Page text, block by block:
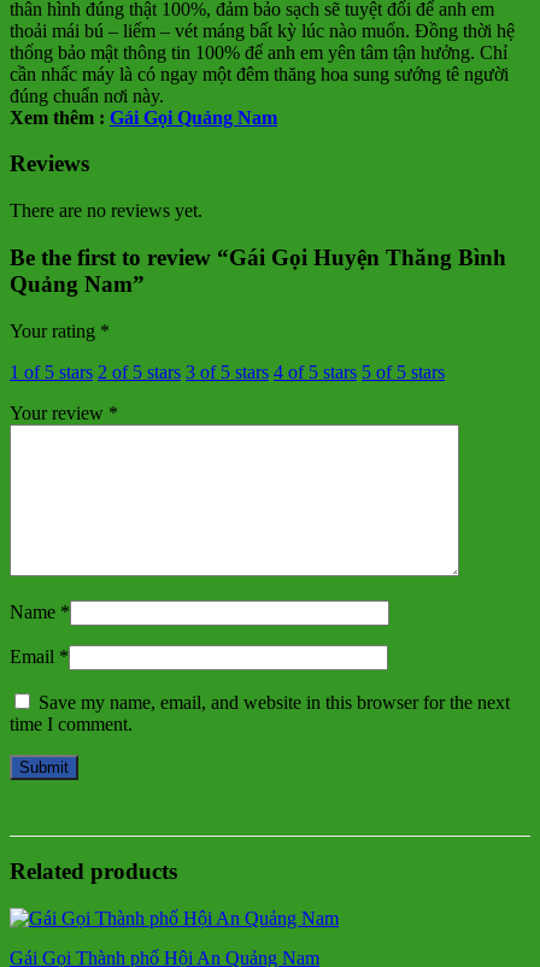
thân hình đúng thật 100%, đảm bảo sạch sẽ tuyệt đối để anh em
thoải mái bú – liếm – vét máng bất kỳ lúc nào muốn. Đồng thời hệ
thống bảo mật thông tin 100% để anh em yên tâm tận hưởng. Chỉ
cần nhấc máy là có ngay một đêm thăng hoa sung sướng tê người
đúng chuẩn nơi này.
Xem thêm : Gái Gọi Quảng Nam
Reviews
There are no reviews yet.
Be the first to review “Gái Gọi Huyện Thăng Bình
Quảng Nam”
Your rating *
1 of 5 stars 2 of 5 stars 3 of 5 stars 4 of 5 stars 5 of 5 stars
Your review *
Name *
Email *
Save my name, email, and website in this browser for the next
time I comment.
Related products
Gái Gọi Thành phố Hội An Quảng Nam